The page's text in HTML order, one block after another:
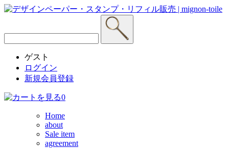
ゲスト
ログイン
新規会員登録
0
Home
about
Sale item
agreement